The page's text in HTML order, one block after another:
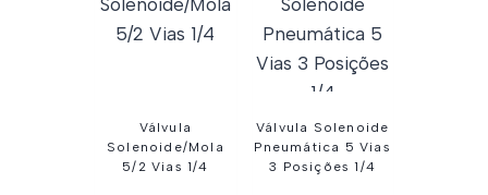
Válvula
Solenoide/Mola
5/2 Vias 1/4
Válvula Solenoide
Pneumática 5 Vias
3 Posições 1/4